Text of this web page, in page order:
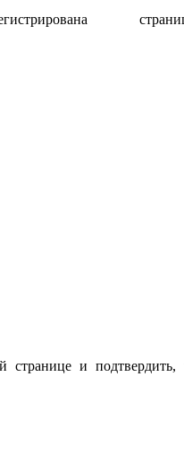
и